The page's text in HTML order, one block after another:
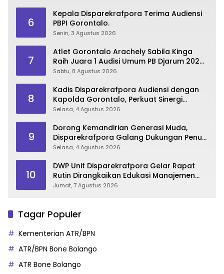
6
Kepala Disparekrafpora Terima Audiensi
PBPI Gorontalo.
Senin, 3 Agustus 2026
7
Atlet Gorontalo Arachely Sabila Kinga
Raih Juara 1 Audisi Umum PB Djarum 2026
di Makassar
Sabtu, 8 Agustus 2026
8
Kadis Disparekrafpora Audiensi dengan
Kapolda Gorontalo, Perkuat Sinergi
Sukseskan Gorontalo Karnaval Karawo
Selasa, 4 Agustus 2026
9
Dorong Kemandirian Generasi Muda,
Disparekrafpora Galang Dukungan Penuh
Para Aleg Deprov
Selasa, 4 Agustus 2026
10
DWP Unit Disparekrafpora Gelar Rapat
Rutin Dirangkaikan Edukasi Manajemen
Stres
Jumat, 7 Agustus 2026
Tagar Populer
Kementerian ATR/BPN
ATR/BPN Bone Bolango
ATR Bone Bolango